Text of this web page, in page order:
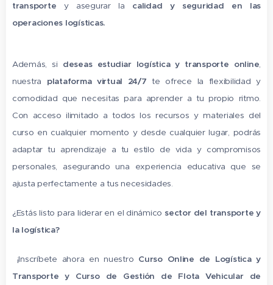
transporte y asegurar la calidad y seguridad en las
operaciones logísticas.
Además, si deseas estudiar logística y transporte online,
nuestra plataforma virtual 24/7 te ofrece la flexibilidad y
comodidad que necesitas para aprender a tu propio ritmo.
Con acceso ilimitado a todos los recursos y materiales del
curso en cualquier momento y desde cualquier lugar, podrás
adaptar tu aprendizaje a tu estilo de vida y compromisos
personales, asegurando una experiencia educativa que se
ajusta perfectamente a tus necesidades.
¿Estás listo para liderar en el dinámico sector del transporte y
la logística?
¡Inscríbete ahora en nuestro Curso Online de Logística y
Transporte y Curso de Gestión de Flota Vehicular de